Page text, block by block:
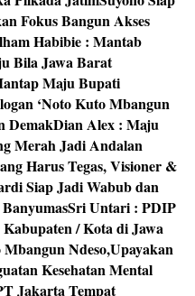
Fokus Bangun Akses
Habibie : Mantab
Bila Jawa Barat
Maju Bupati
‘Noto Kuto Mbangun
DemakDian Alex : Maju
Merah Jadi Andalan
Harus Tegas, Visioner &
Siap Jadi Wabub dan
Sri Untari : PDIP
/ Kota di Jawa
Ndeso,Upayakan
Kesehatan Mental
Jakarta Tempat